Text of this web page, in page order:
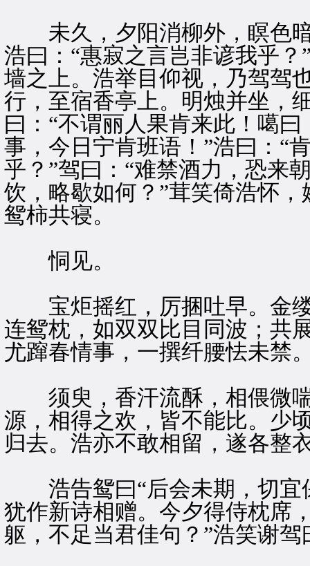
未久，夕阳消柳外，瞑色暗
浩曰：“惠寂之言岂非谚我乎
墙之上。浩举目仰视，乃驾驾
行，至宿香亭上。明烛并坐，
曰：“不谓丽人果肯来此！噶
事，今日宁肯班语！”浩曰：“
乎？”驾曰：“难禁酒力，恐来
饮，略歇如何？”茸笑倚浩怀
鸳柿共寝。
恫见。
宝炬摇红，厉捆吐早。金缕
连鸳枕，如双双比目同波；共
尤蹿春情事，一撰纤腰怯未禁
须臾，香汗流酥，相偎微喘
源，相得之欢，皆不能比。少
归去。浩亦不敢相留，遂各整
浩告鸳曰“后会未期，切宜
犹作新诗相赠。今夕得侍枕席
躯，不足当君佳句？”浩笑谢